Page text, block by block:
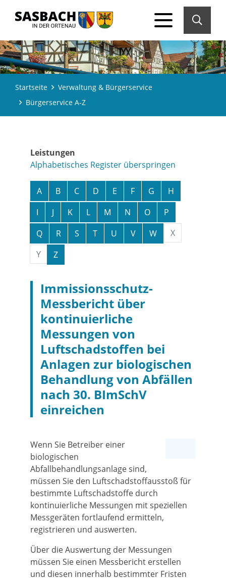
Startseite
Verwaltung & Bürgerservice
Bürgerservice A-Z
Leistungen
Alphabetisches Register überspringen
A B C D E F G
H
I
J K L M N O
P
Q
R S T U V W
X
Y
Z
Immissionsschutz-
Messbericht über
kontinuierliche
Messungen von
Luftschadstoffen bei
Anlagen zur biologischen
Behandlung von Abfällen
nach 30. BImSchV
einreichen
Wenn Sie Betreiber einer
biologischen
Abfallbehandlungsanlage sind,
müssen Sie den Luftschadstoffausstoß für
bestimmte Luftschadstoffe durch
kontinuierliche Messungen mit speziellen
Messgeräten fortlaufend ermitteln,
registrieren und auswerten.
Über die Auswertung der Messungen
müssen Sie einen Messbericht erstellen
und diesen innerhalb bestimmter Fristen